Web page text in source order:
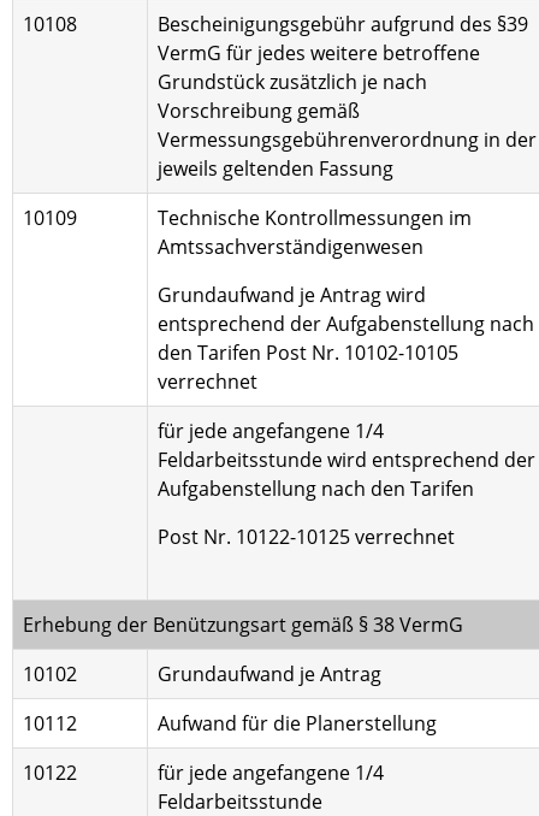
10108
Bescheinigungsgebühr aufgrund des §39
VermG für jedes weitere betroffene
Grundstück zusätzlich je nach
Vorschreibung gemäß
Vermessungsgebührenverordnung in der
jeweils geltenden Fassung
10109
Technische Kontrollmessungen im
Amtssachverständigenwesen
Grundaufwand je Antrag wird
entsprechend der Aufgabenstellung nach
den Tarifen Post Nr. 10102-10105
verrechnet
für jede angefangene 1/4
Feldarbeitsstunde wird entsprechend der
Aufgabenstellung nach den Tarifen
Post Nr. 10122-10125 verrechnet
Erhebung der Benützungsart gemäß § 38 VermG
10102
Grundaufwand je Antrag
10112
Aufwand für die Planerstellung
10122
für jede angefangene 1/4
Feldarbeitsstunde